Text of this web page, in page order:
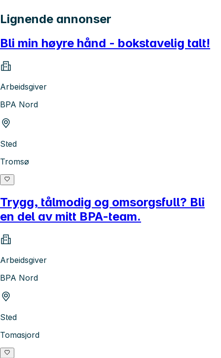
Lignende annonser
Bli min høyre hånd - bokstavelig talt!
Arbeidsgiver
BPA Nord
Sted
Tromsø
Trygg, tålmodig og omsorgsfull? Bli
en del av mitt BPA-team.
Arbeidsgiver
BPA Nord
Sted
Tomasjord